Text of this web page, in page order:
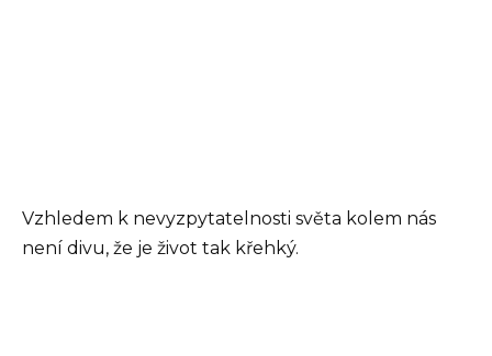
Vzhledem k nevyzpytatelnosti světa kolem nás
není divu, že je život tak křehký.